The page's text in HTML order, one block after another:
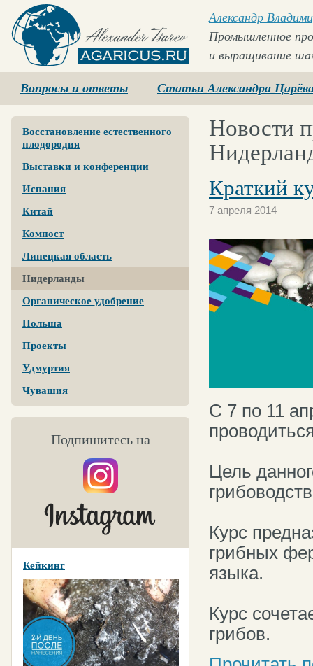
Agaricus.ru
Александр
Промышленное
и выращивание
Вопросы и ответы Статьи Александра
Восстановление естественного
плодородия
Выставки и конференции
Испания
Китай
Компост
Липецкая область
Нидерланды
Органическое удобрение
Польша
Проекты
Удмуртия
Чувашия
Подпишитесь на
Кейкинг
Новости
Краткий
7 апреля 2014
С 7 по 11
Цель
Курс
грибных
языка.
Курс
грибов.